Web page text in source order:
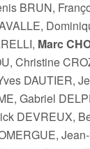
BRUN,
Marc
Christine
DAUTIER,
Gabriel
DEVREUX,